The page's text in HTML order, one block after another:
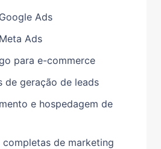
Ads
Ads
para e-commerce
de geração de leads
e hospedagem de
completas de marketing